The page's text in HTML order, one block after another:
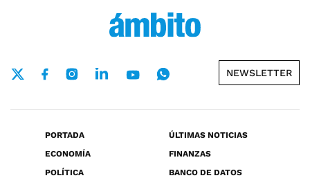
NEWSLETTER
PORTADA
ÚLTIMAS NOTICIAS
ECONOMÍA
FINANZAS
POLÍTICA
BANCO DE DATOS